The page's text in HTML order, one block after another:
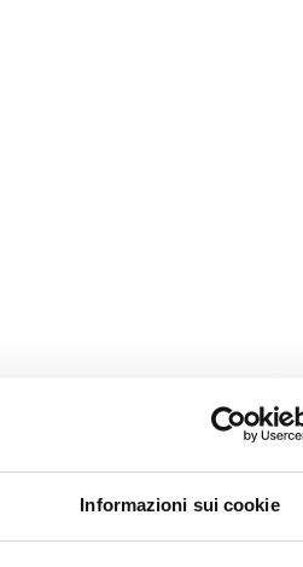
Informazioni sui cookie